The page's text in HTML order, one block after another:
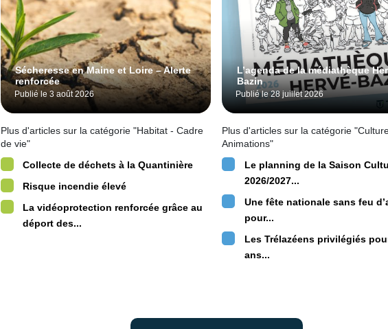
Sécheresse en Maine et Loire – Alerte
renforcée
Publié le 3 août 2026
Plus d'articles sur la catégorie "Habitat - Cadre
de vie"
Collecte de déchets à la Quantinière
Risque incendie élevé
La vidéoprotection renforcée grâce au
déport des...
L’agenda de la médiathèque
Bazin
Publié le 28 juillet 2026
Plus d'articles sur la catégorie
Animations"
Le planning de la Saison
2026/2027...
Une fête nationale sans feu
pour...
Les Trélazéens privilégiés
ans...